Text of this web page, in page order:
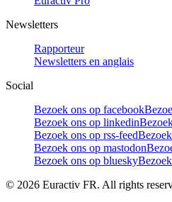
Newsletters
Rapporteur
Newsletters en anglais
Social
Bezoek ons op facebook
Bezoek ons op linkedin
Bezoek ons op rss-feed
Bezoek ons op mastodon
Bezoek ons op bluesky
© 2026 Euractiv FR. All rights